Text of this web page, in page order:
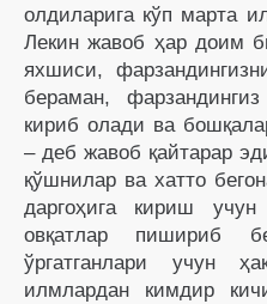
олдиларига кўп марта
Лекин жавоб ҳар доим
яхшиси,
бераман,
кириб олади ва
– деб жавоб қайтарар
қўшнилар ва хатто
даргоҳига кириш
овқатлар пишириб
ўргатганлари учун
илмлардан кимдир